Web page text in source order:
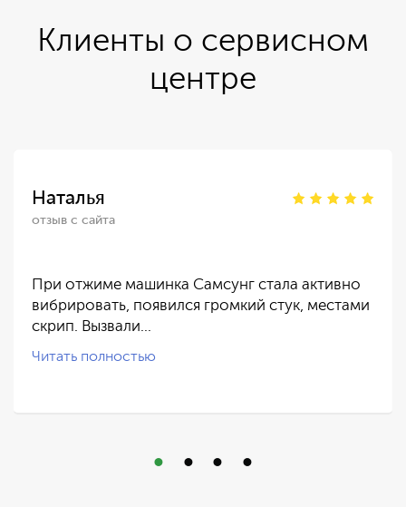
Клиенты о сервисном
центре
Наталья
отзыв с сайта
При отжиме машинка Самсунг стала активно
вибрировать, появился громкий стук, местами
скрип. Вызвали…
Читать полностью